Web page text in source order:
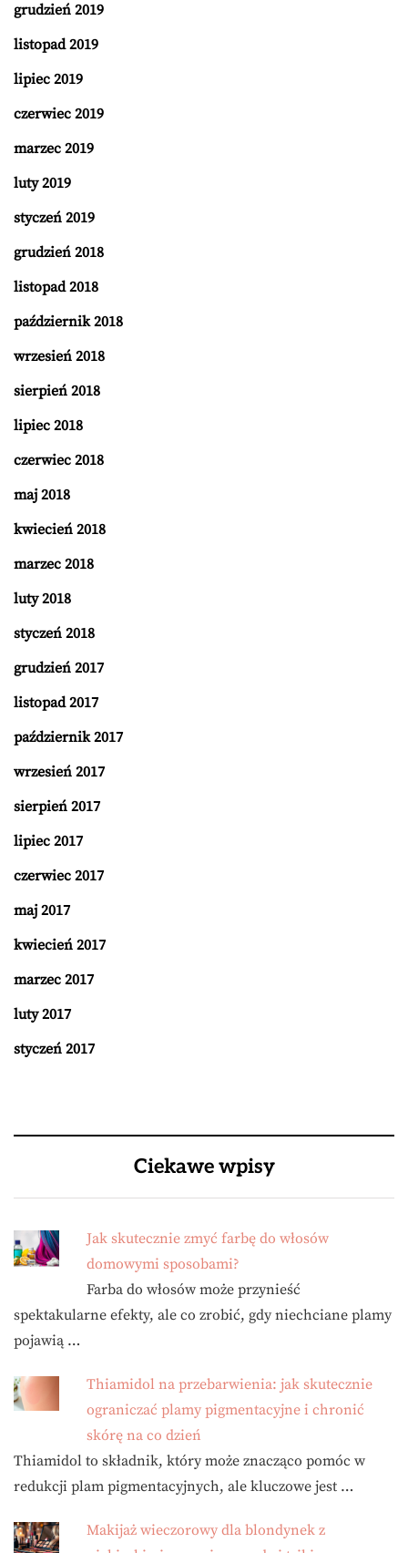
grudzień 2019
listopad 2019
lipiec 2019
czerwiec 2019
marzec 2019
luty 2019
styczeń 2019
grudzień 2018
listopad 2018
październik 2018
wrzesień 2018
sierpień 2018
lipiec 2018
czerwiec 2018
maj 2018
kwiecień 2018
marzec 2018
luty 2018
styczeń 2018
grudzień 2017
listopad 2017
październik 2017
wrzesień 2017
sierpień 2017
lipiec 2017
czerwiec 2017
maj 2017
kwiecień 2017
marzec 2017
luty 2017
styczeń 2017
Ciekawe wpisy
Jak skutecznie zmyć farbę do włosów
domowymi sposobami?
Farba do włosów może przynieść
spektakularne efekty, ale co zrobić, gdy niechciane plamy
pojawią …
Thiamidol na przebarwienia: jak skutecznie
ograniczać plamy pigmentacyjne i chronić
skórę na co dzień
Thiamidol to składnik, który może znacząco pomóc w
redukcji plam pigmentacyjnych, ale kluczowe jest …
Makijaż wieczorowy dla blondynek z